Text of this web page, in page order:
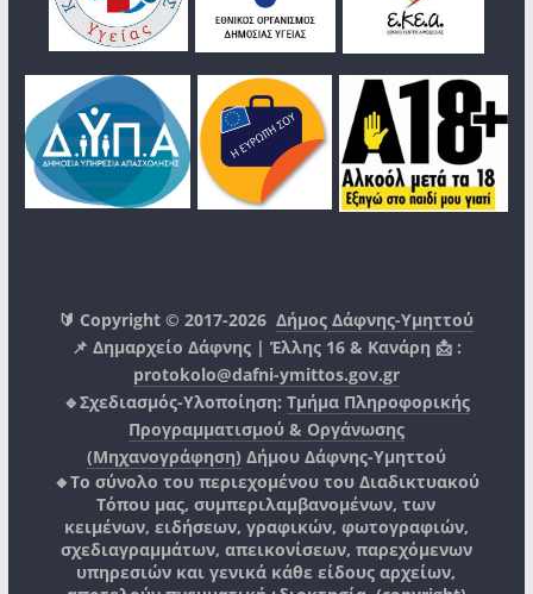
🔰 Copyright © 2017-2026Δήμος Δάφνης-Υμηττού
📌 Δημαρχείο Δάφνης | Έλλης 16 & Κανάρη 📩 :
protokolo@dafni-ymittos.gov.gr
🔹Σχεδιασμός-Υλοποίηση: Τμήμα Πληροφορικής
Προγραμματισμού & Οργάνωσης
(Μηχανογράφηση) Δήμου Δάφνης-Υμηττού
🔸Το σύνολο του περιεχομένου του Διαδικτυακού
Τόπου μας, συμπεριλαμβανομένων, των
κειμένων, ειδήσεων, γραφικών, φωτογραφιών,
σχεδιαγραμμάτων, απεικονίσεων, παρεχόμενων
υπηρεσιών και γενικά κάθε είδους αρχείων,